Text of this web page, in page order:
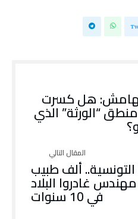
الهامش: هل كسرت
منطق “الورثة” الذي
ألف طبيب
ألف مهندس غادروا البلاد
في 10 سنوات